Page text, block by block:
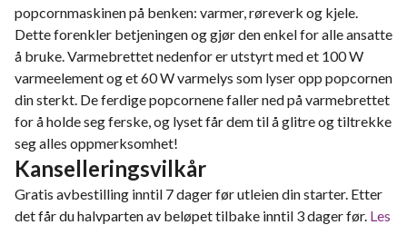
popcornmaskinen på benken: varmer, røreverk og kjele.
Dette forenkler betjeningen og gjør den enkel for alle ansatte
å bruke. Varmebrettet nedenfor er utstyrt med et 100 W
varmeelement og et 60 W varmelys som lyser opp popcornen
din sterkt. De ferdige popcornene faller ned på varmebrettet
for å holde seg ferske, og lyset får dem til å glitre og tiltrekke
seg alles oppmerksomhet!
Kanselleringsvilkår
Gratis avbestilling inntil 7 dager før utleien din starter. Etter
det får du halvparten av beløpet tilbake inntil 3 dager før. Les